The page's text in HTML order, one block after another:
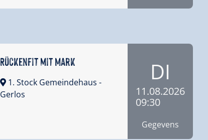
Rückenfit mit Mark
1. Stock Gemeindehaus -
Gerlos
DI
11.08.2026
09:30
Gegevens